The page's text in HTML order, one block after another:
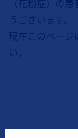
（花粉症）の
うございます。
現在このページ
い。